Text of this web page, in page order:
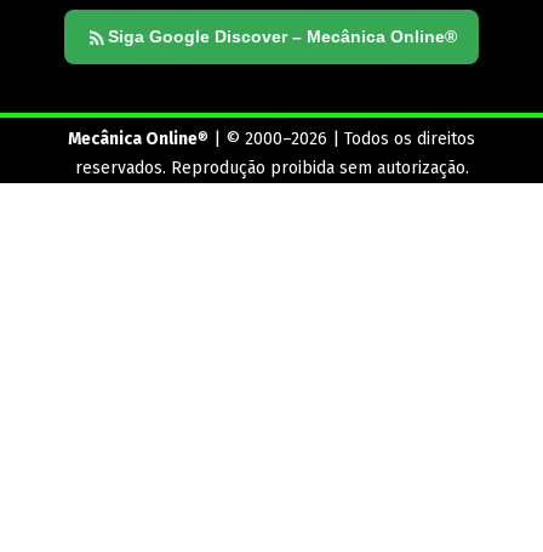
Siga Google Discover – Mecânica Online®
Mecânica Online® | © 2000–2026 | Todos os direitos
reservados. Reprodução proibida sem autorização.